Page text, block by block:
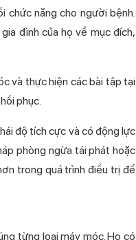
chức năng cho người bệnh.
đình của họ về mục đích,
và thực hiện các bài tập tại
phục.
độ tích cực và có động lực
phòng ngừa tái phát hoặc
trong quá trình điều trị để
từng loại máy móc. Họ có